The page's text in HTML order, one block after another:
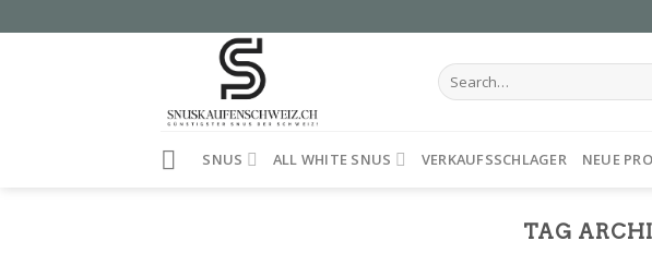
to
Search
for:
SNUS ALL WHITE SNUS VERKAUFSSCHLAGER NEUE
TAG